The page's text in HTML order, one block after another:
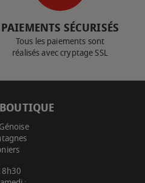
PAIEMENTS SÉCURISÉS
Tous les paiements sont
réalisés avec cryptage SSL